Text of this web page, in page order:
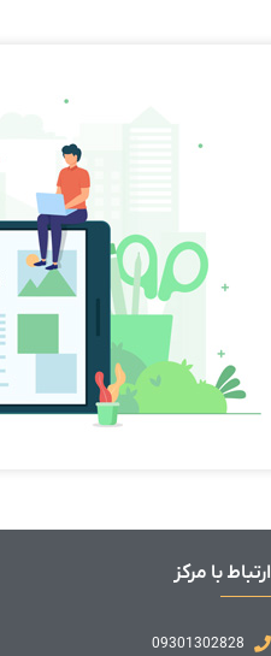
ارتباط با مرکز
09301302828